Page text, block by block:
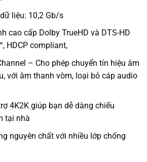
liệu: 10,2 Gb/s
cao cấp Dolby TrueHD và DTS-HD
HDCP compliant,
– Cho phép chuyển tín hiệu âm
với âm thanh vòm, loại bỏ cáp audio
4K2K giúp bạn dễ dàng chiếu
tại nhà
nguyên chất với nhiều lớp chống